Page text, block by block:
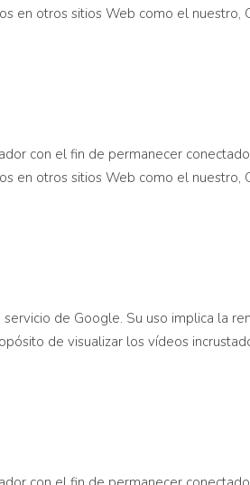
en otros sitios Web como el nuestro,
con el fin de permanecer
en otros sitios Web como el nuestro,
de Google. Su uso implica la
de visualizar los vídeos